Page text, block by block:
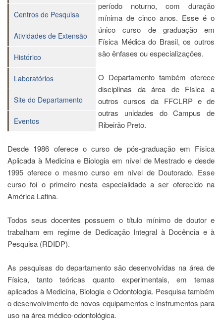
Comissões
Cursos
da
Calendário
Horários
Permanência
Estudantil
Formulários
Agremiações
Disponíveis
Pró-
Aluno
Júpiter
PÓS-
GRADUAÇÃO
Alunos
Especiais
Centros de Pesquisa
Atividades de Extensão
Histórico
Laboratórios
Site do Departamento
Eventos
período noturno, com duração
mínima de cinco anos. Esse é o
único curso de graduação em
Física Médica do Brasil, os outros
são ênfases ou especializações.
O Departamento também oferece
disciplinas da área de Física a
outros cursos da FFCLRP e de
outras unidades do Campus de
Ribeirão Preto.
Desde 1986 oferece o curso de pós-graduação em Física
Aplicada à Medicina e Biologia em nível de Mestrado e desde
1995 oferece o mesmo curso em nível de Doutorado. Esse
curso foi o primeiro nesta especialidade a ser oferecido na
América Latina.
Todos seus docentes possuem o título mínimo de doutor e
trabalham em regime de Dedicação Integral à Docência e à
Pesquisa (RDIDP).
As pesquisas do departamento são desenvolvidas na área de
Física, tanto teóricas quanto experimentais, em temas
aplicados à Medicina, Biologia e Odontologia. Pesquisa também
o desenvolvimento de novos equipamentos e instrumentos para
uso na área médico-odontológica.